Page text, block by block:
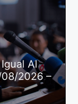
Al
2026 –